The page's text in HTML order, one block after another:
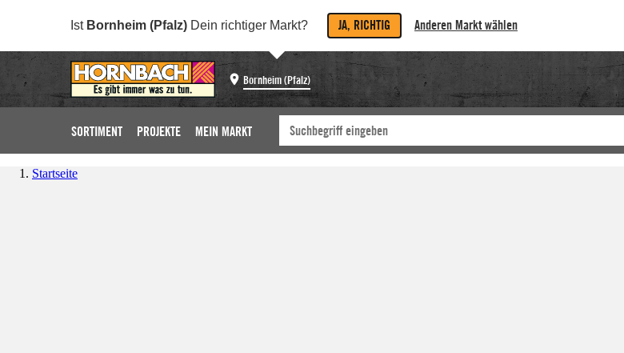
Ist Bornheim (Pfalz) Dein richtiger Markt? JA, RICHTIG Anderen Markt wählen
Bornheim (Pfalz)
SORTIMENT PROJEKTE MEIN MARKT
Startseite